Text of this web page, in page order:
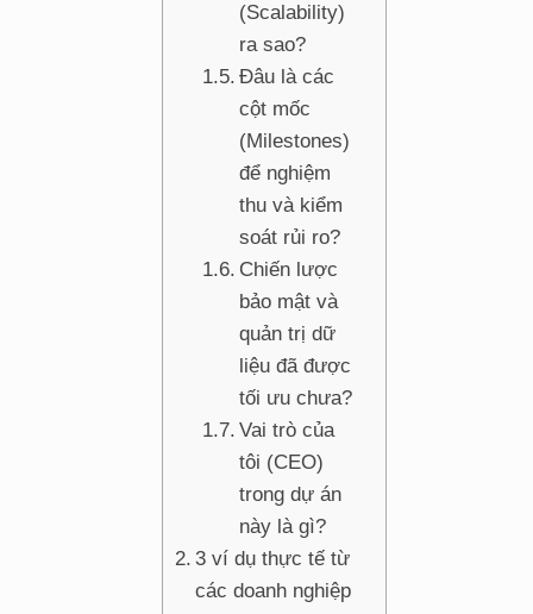
(Scalability)
ra sao?
Đâu là các
cột mốc
(Milestones)
để nghiệm
thu và kiểm
soát rủi ro?
Chiến lược
bảo mật và
quản trị dữ
liệu đã được
tối ưu chưa?
Vai trò của
tôi (CEO)
trong dự án
này là gì?
3 ví dụ thực tế từ
các doanh nghiệp